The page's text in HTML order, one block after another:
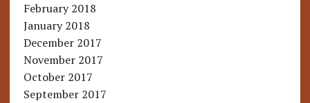
February 2018
January 2018
December 2017
November 2017
October 2017
September 2017